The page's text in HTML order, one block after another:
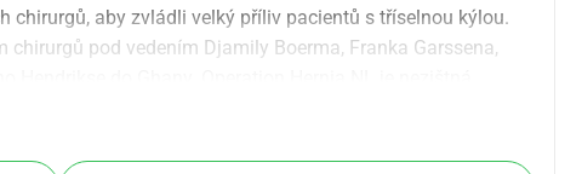
chirurgů, aby zvládli velký příliv pacientů s tříselnou kýlou.
pod vedením Djamily Boerma, Franka Garssena,
chirurgů.